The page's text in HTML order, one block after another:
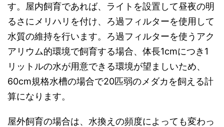
す。屋内飼育であれば、ライトを設置して昼夜の明
るさにメリハリを付け、ろ過フィルターを使用して
水質の維持を行います。ろ過フィルターを使うアク
アリウム的環境で飼育する場合、体長1cmにつき1
リットルの水が用意できる環境が望ましいため、
60cm規格水槽の場合で20匹弱のメダカを飼える計
算になります。
屋外飼育の場合は、水換えの頻度によっても変わっ